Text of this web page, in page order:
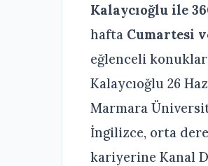
Kalaycıoğlu ile
hafta Cumartesi
eğlenceli
Kalaycıoğlu 26
Marmara
İngilizce, orta
kariyerine Kanal